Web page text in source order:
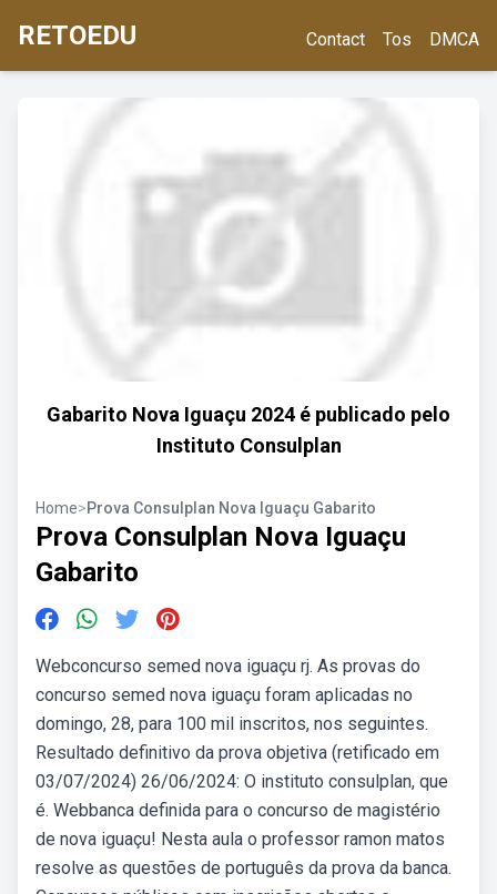
RETOEDU Contact Tos DMCA
Gabarito Nova Iguaçu 2024 é publicado pelo
Instituto Consulplan
Home>Prova Consulplan Nova Iguaçu Gabarito
Prova Consulplan Nova Iguaçu
Gabarito
Webconcurso semed nova iguaçu rj. As provas do
concurso semed nova iguaçu foram aplicadas no
domingo, 28, para 100 mil inscritos, nos seguintes.
Resultado definitivo da prova objetiva (retificado em
03/07/2024) 26/06/2024: O instituto consulplan, que
é. Webbanca definida para o concurso de magistério
de nova iguaçu! Nesta aula o professor ramon matos
resolve as questões de português da prova da banca.